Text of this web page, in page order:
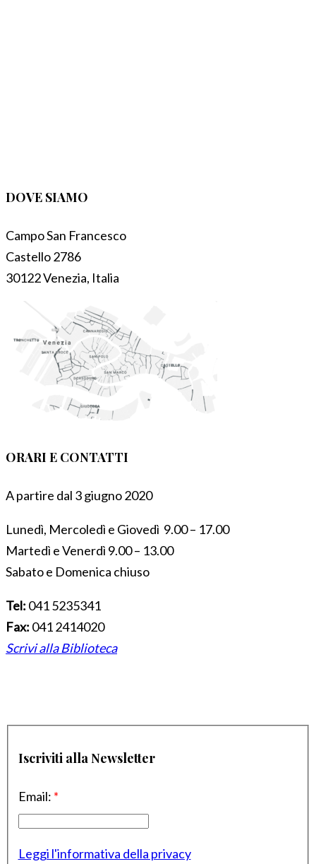
DOVE SIAMO
Campo San Francesco
Castello 2786
30122 Venezia, Italia
ORARI E CONTATTI
A partire dal 3 giugno 2020
Lunedì, Mercoledì e Giovedì 9.00 – 17.00
Martedì e Venerdì 9.00 – 13.00
Sabato e Domenica chiuso
Tel: 041 5235341
Fax: 041 2414020
Scrivi alla Biblioteca
Iscriviti alla Newsletter
Email: *
Leggi l'informativa della privacy